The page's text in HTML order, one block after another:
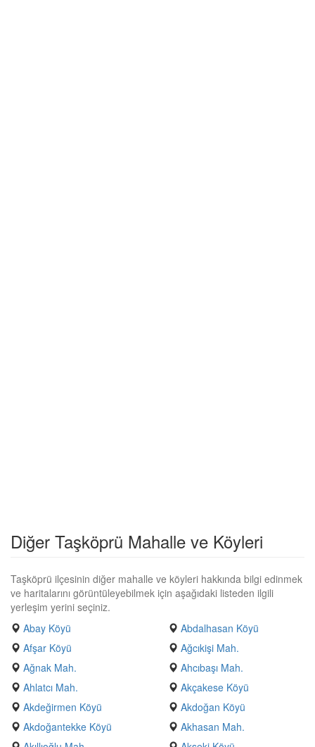
Diğer Taşköprü Mahalle ve Köyleri
Taşköprü ilçesinin diğer mahalle ve köyleri hakkında bilgi edinmek
ve haritalarını görüntüleyebilmek için aşağıdaki listeden ilgili
yerleşim yerini seçiniz.
Abay Köyü
Abdalhasan Köyü
Afşar Köyü
Ağcıkişi Mah.
Ağnak Mah.
Ahcıbaşı Mah.
Ahlatcı Mah.
Akçakese Köyü
Akdeğirmen Köyü
Akdoğan Köyü
Akdoğantekke Köyü
Akhasan Mah.